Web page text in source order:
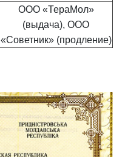
ООО «ТераМол»
(выдача), ООО
«Советник» (продление)